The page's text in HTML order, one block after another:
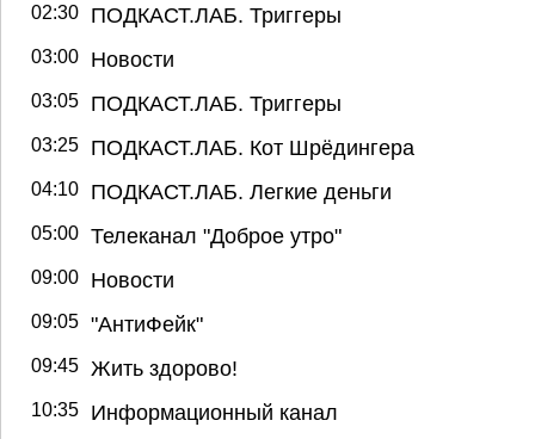
02:30 ПОДКАСТ.ЛАБ. Триггеры
03:00 Новости
03:05 ПОДКАСТ.ЛАБ. Триггеры
03:25 ПОДКАСТ.ЛАБ. Кот Шрёдингера
04:10 ПОДКАСТ.ЛАБ. Легкие деньги
05:00 Телеканал "Доброе утро"
09:00 Новости
09:05 "АнтиФейк"
09:45 Жить здорово!
10:35 Информационный канал